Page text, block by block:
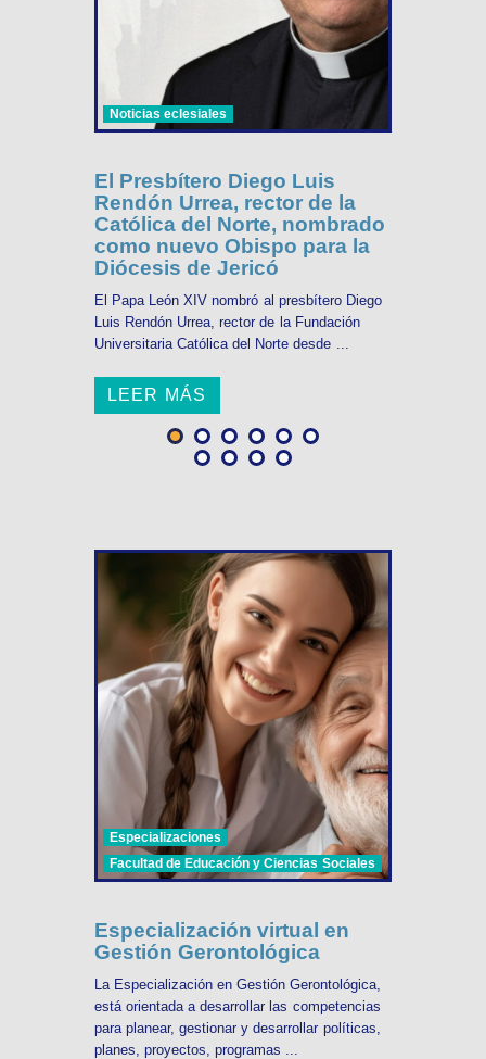
Noticias eclesiales
El Presbítero Diego Luis
Rendón Urrea, rector de la
Católica del Norte, nombrado
como nuevo Obispo para la
Diócesis de Jericó
El Papa León XIV nombró al presbítero Diego
Luis Rendón Urrea, rector de la Fundación
Universitaria Católica del Norte desde ...
LEER MÁS
Especializaciones
Facultad de Educación y Ciencias Sociales
Especialización virtual en
Gestión Gerontológica
La Especialización en Gestión Gerontológica,
está orientada a desarrollar las competencias
para planear, gestionar y desarrollar políticas,
planes, proyectos, programas ...